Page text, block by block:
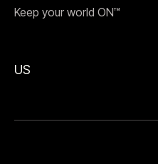
Keep your world ON™
US